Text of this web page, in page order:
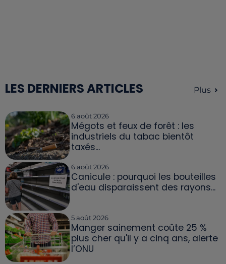
LES DERNIERS ARTICLES Plus
6 août 2026
Mégots et feux de forêt : les
industriels du tabac bientôt
taxés...
6 août 2026
Canicule : pourquoi les bouteilles
d'eau disparaissent des rayons...
5 août 2026
Manger sainement coûte 25 %
plus cher qu'il y a cinq ans, alerte
l’ONU